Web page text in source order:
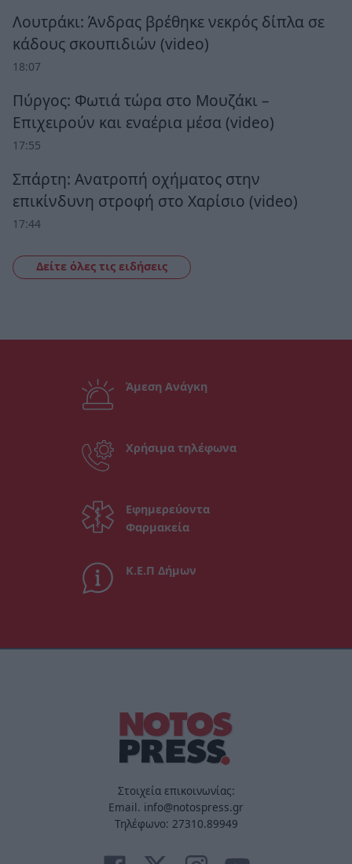
Λουτράκι: Άνδρας βρέθηκε νεκρός δίπλα σε
κάδους σκουπιδιών (video)
18:07
Πύργος: Φωτιά τώρα στο Μουζάκι –
Επιχειρούν και εναέρια μέσα (video)
17:55
Σπάρτη: Ανατροπή οχήματος στην
επικίνδυνη στροφή στο Χαρίσιο (video)
17:44
Δείτε όλες τις ειδήσεις
Άμεση Ανάγκη
Χρήσιμα τηλέφωνα
Εφημερεύοντα
Φαρμακεία
Κ.Ε.Π Δήμων
Στοιχεία επικοινωνίας:
Email. info@notospress.gr
Τηλέφωνο: 27310.89949